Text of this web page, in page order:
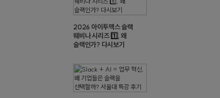
2026 아이투맥스 슬랙
웨비나 시리즈 1️⃣, 왜
슬랙인가? 다시보기